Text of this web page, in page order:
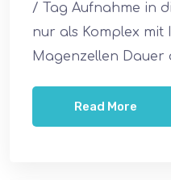
/ Tag Aufnahme in
nur als Komplex mit
Magenzellen
Read More